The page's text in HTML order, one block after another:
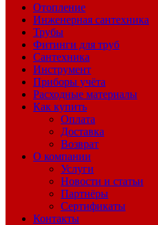
Отопление
Инженерная сантехника
Трубы
Фитинги для труб
Сантехника
Инструмент
Приборы учёта
Расходные материалы
Как купить
Оплата
Доставка
Возврат
О компании
Услуги
Новости и статьи
Партнёры
Сертификаты
Контакты